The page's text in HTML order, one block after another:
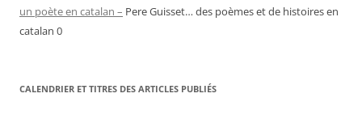
un poète en catalan – Pere Guisset… des poèmes et de histoires en
catalan 0
CALENDRIER ET TITRES DES ARTICLES PUBLIÉS